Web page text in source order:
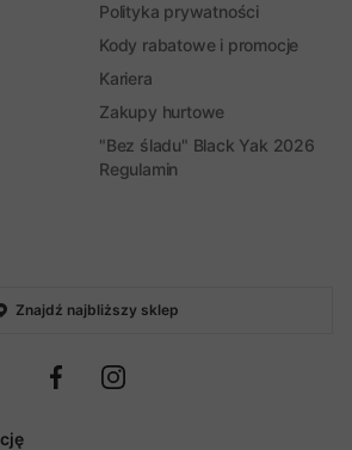
Znajdź najbliższy sklep
Polityka prywatności
Kody rabatowe i promocje
Kariera
Zakupy hurtowe
"Bez śladu" Black Yak 2026
Regulamin